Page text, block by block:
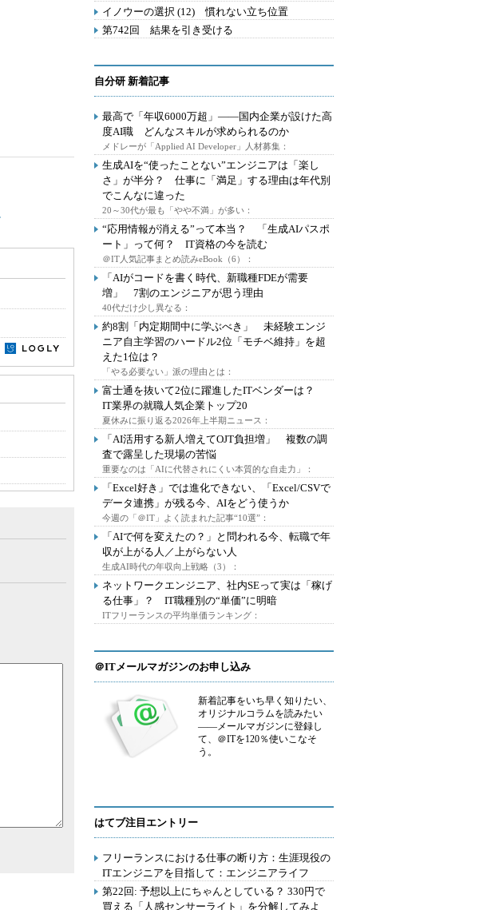
イノウーの選択 (12) 慣れない立ち位置
第742回 結果を引き受ける
自分研 新着記事
最高で「年収6000万超」――国内企業が設けた高
度AI職 どんなスキルが求められるのか
メドレーが「Applied AI Developer」人材募集：
生成AIを“使ったことない”エンジニアは「楽し
さ」が半分？ 仕事に「満足」する理由は年代別
でこんなに違った
20～30代が最も「やや不満」が多い：
“応用情報が消える”って本当？ 「生成AIパスポ
ート」って何？ IT資格の今を読む
＠IT人気記事まとめ読みeBook（6）：
「AIがコードを書く時代、新職種FDEが需要
増」 7割のエンジニアが思う理由
40代だけ少し異なる：
約8割「内定期間中に学ぶべき」 未経験エンジ
ニア自主学習のハードル2位「モチベ維持」を超
えた1位は？
「やる必要ない」派の理由とは：
富士通を抜いて2位に躍進したITベンダーは？
IT業界の就職人気企業トップ20
夏休みに振り返る2026年上半期ニュース：
「AI活用する新人増えてOJT負担増」 複数の調
査で露呈した現場の苦悩
重要なのは「AIに代替されにくい本質的な自走力」：
「Excel好き」では進化できない、「Excel/CSVで
データ連携」が残る今、AIをどう使うか
今週の「＠IT」よく読まれた記事“10選”：
「AIで何を変えたの？」と問われる今、転職で年
収が上がる人／上がらない人
生成AI時代の年収向上戦略（3）：
ネットワークエンジニア、社内SEって実は「稼げ
る仕事」？ IT職種別の“単価”に明暗
ITフリーランスの平均単価ランキング：
＠ITメールマガジンのお申し込み
新着記事をいち早く知りたい、
オリジナルコラムを読みたい
――メールマガジンに登録し
て、＠ITを120％使いこなそ
う。
はてブ注目エントリー
フリーランスにおける仕事の断り方：生涯現役の
ITエンジニアを目指して：エンジニアライフ
第22回: 予想以上にちゃんとしている？ 330円で
買える「人感センサーライト」を分解してみよ